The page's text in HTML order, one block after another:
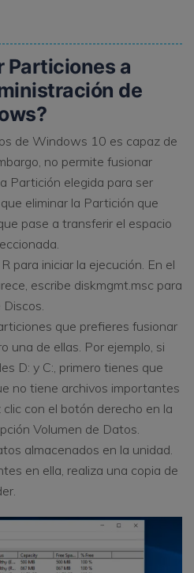
Particiones a
de
de Windows 10 es capaz de
no permite fusionar
Partición elegida para ser
eliminar la Partición que
pase a transferir el espacio
para iniciar la ejecución. En el
escribe diskmgmt.msc para
que prefieres fusionar
una de ellas. Por ejemplo, si
D: y C:, primero tienes que
no tiene archivos importantes
con el botón derecho en la
Volumen de Datos.
almacenados en la unidad.
en ella, realiza una copia de